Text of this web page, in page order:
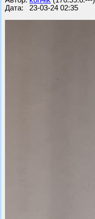
Дата: 23-03-24 02:35